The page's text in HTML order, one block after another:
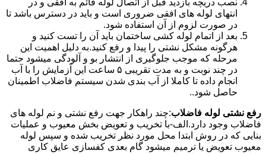
نصب دریچه بازدید قبل از اتصال لوله قائم به افقی و در
انتهای لوله های افقی ضروری است و باید در دسترس باشد تا
در صورت لزوم از آن استفاده شود.
بعد از اتمام لوله کشی ساختمان باید آن را تست کنید و
هرگونه مشکل نشتی را پیدا و رفع کنید.به دلیل اهمیت این
مرحله که موجب جلوگیری از انتشار بو و آلودگی میشود حتما
در چند نوبت و به مدت تقریبی ۵ ساعت این آزمایش را با آب
انجام داده تا کاملا از آب بندی شدن سیستم فاضلاب اطمینان
حاصل شود..
رفع نشتی لوله فاضلاب:چند راهکار جهت رفع نشتی و نم لوله های
فاضلاب وجود دارد.الف-با تخریب و تعویض بخش معیوب و عملیات
بنایی که در روش ابتدا محل مورد نظر تخریب شده و سپس لوله
معیوب تعویض یا ترمیم میشود گام بعدی کفسازی عایق کاری